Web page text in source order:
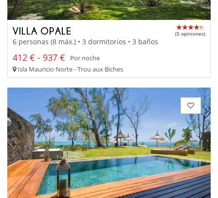
VILLA OPALE (5 opiniones)
6 personas (8 máx.) • 3 dormitorios • 3 baños
412 € - 937 €
Por noche
Isla Mauricio Norte - Trou aux Biches